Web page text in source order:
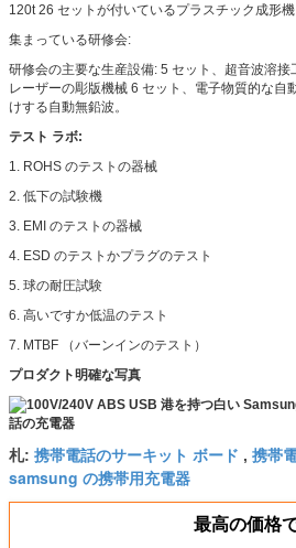
120t 26 セットが付いているプラスチック成形機
集まっている研修会:
研修会の主要な生産設備: 5 セット、超音波溶
レーザーの彫版機械 6 セット、電子物質的な自
けする自動無鉛波。
テスト ラボ:
1. ROHS のテストの器械
2. 低下の試験機
3. EMI のテストの器械
4. ESD のテストかプラグのテスト
5. 球の耐圧試験
6. 高いですか低温のテスト
7. MTBF （バーンインのテスト）
プロダクト明確な写真
札: 携帯電話のサーキット ボード , 携帯
samsung の携帯用充電器
最高の価格